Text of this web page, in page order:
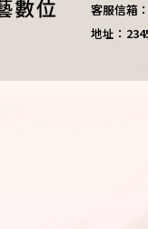
客服信箱
地址：